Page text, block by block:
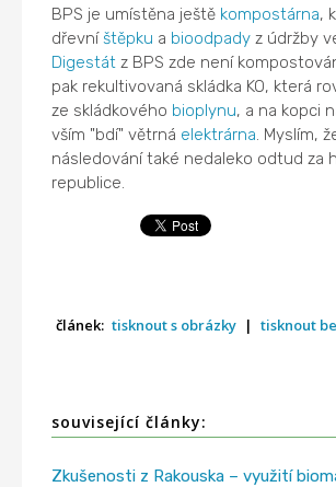
BPS je umístěna ještě kompostárna,
dřevníštěpku a bioodpady z údržby
Digestát z BPS zde není
pak rekultivovaná skládka KO, která
ze skládkového bioplynu, a na kopci
vším "bdí" větrná elektrárna. Myslím,
následování také nedaleko odtud za
republice.
článek: tisknout s obrázky | tisknout
související články:
Zkušenosti z Rakouska – využití